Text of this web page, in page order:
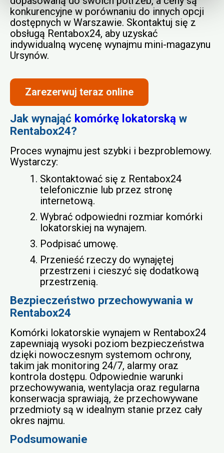
konkurencyjne w porównaniu do innych opcji
dostępnych w Warszawie. Skontaktuj się z
obsługą Rentabox24, aby uzyskać
indywidualną wycenę wynajmu mini-magazynu
Ursynów.
Zarezerwuj teraz online
Jak wynająć komórkę lokatorską w
Rentabox24?
Proces wynajmu jest szybki i bezproblemowy.
Wystarczy:
Skontaktować się z Rentabox24
telefonicznie lub przez stronę
internetową.
Wybrać odpowiedni rozmiar komórki
lokatorskiej na wynajem.
Podpisać umowę.
Przenieść rzeczy do wynajętej
przestrzeni i cieszyć się dodatkową
przestrzenią.
Bezpieczeństwo przechowywania w
Rentabox24
Komórki lokatorskie wynajem w Rentabox24
zapewniają wysoki poziom bezpieczeństwa
dzięki nowoczesnym systemom ochrony,
takim jak monitoring 24/7, alarmy oraz
kontrola dostępu. Odpowiednie warunki
przechowywania, wentylacja oraz regularna
konserwacja sprawiają, że przechowywane
przedmioty są w idealnym stanie przez cały
okres najmu.
Podsumowanie